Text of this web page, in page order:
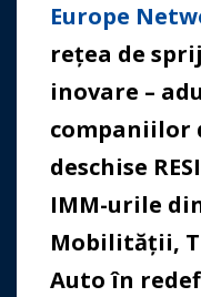
Europe
rețea de
inovare –
companiilor
deschise
IMM-urile
Mobilității,
Auto în